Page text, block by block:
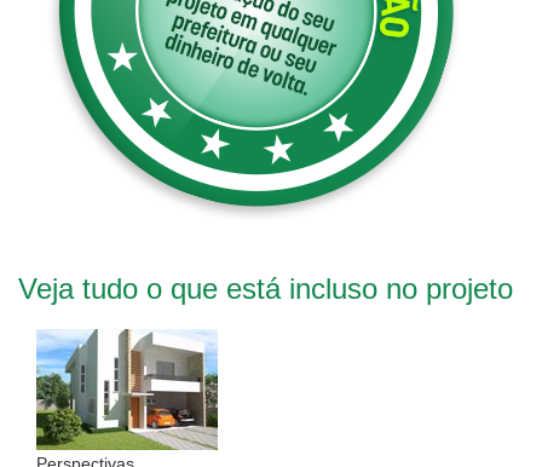
Veja tudo o que está incluso no projeto